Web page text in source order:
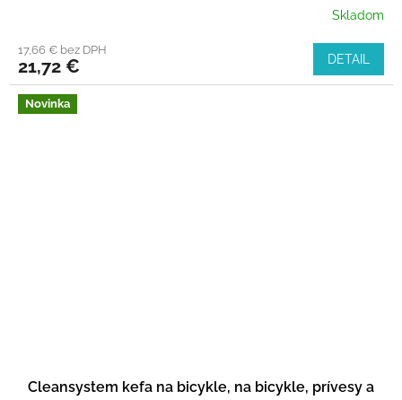
Skladom
17,66 € bez DPH
21,72 € DETAIL
Novinka
Cleansystem kefa na bicykle, na bicykle, prívesy a